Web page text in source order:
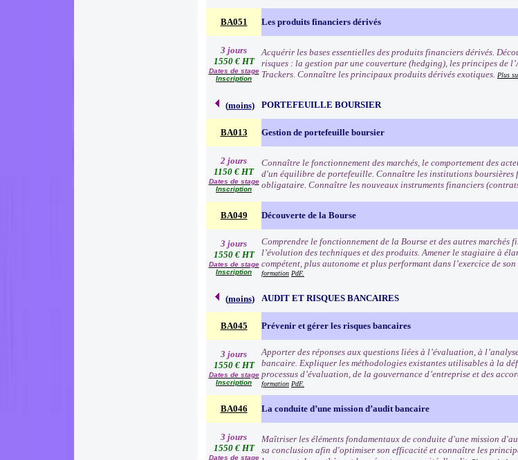
BA051 Les produits financiers dérivés
3 jours
1550 € HT
Dates de stage
Inscription
Acquérir les bases essentielles des produits financiers dérivés.
risques : la gestion par une couverture (hedging), les principes de
Trackers. Connaître les principaux produits dérivés exotiques. Plus
(moins) PORTEFEUILLE BOURSIER
BA013 Gestion de portefeuille boursier
2 jours
1150 € HT
Dates de stage
Inscription
Connaître le fonctionnement des marchés, le comportement des
d'un équilibre de portefeuille. Connaître les institutions boursières
obligataire. Connaître les nouveaux instruments financiers
BA049 Découverte de la Bourse
3 jours
1550 € HT
Dates de stage
Inscription
Comprendre le fonctionnement de la Bourse et des autres marchés
l’évolution des techniques et des produits. Amener le stagiaire à
compétent, plus autonome et plus performant dans l’exercice de
formation PdF.
(moins) AUDIT ET RISQUES BANCAIRES
BA045 Prévenir et gérer les risques bancaires
3 jours
1550 € HT
Dates de stage
Inscription
Apporter des réponses aux questions liées à l’évaluation, à
bancaire. Expliquer les méthodologies existantes utilisables à la
processus d’évaluation, de la gouvernance d’entreprise et des
formation PdF.
BA046 La conduite d’une mission d’audit bancaire
3 jours
1550 € HT
Dates de stage
Maîtriser les éléments fondamentaux de conduite d'une mission
sa conclusion afin d'optimiser son efficacité et connaître les